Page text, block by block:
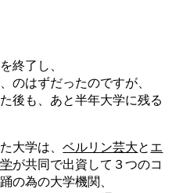
終了し、
のはずだったのですが、
後も、あと半年大学に残る
大学は、ベルリン芸大とエ
が共同で出資して３つのコ
の為の大学機関、